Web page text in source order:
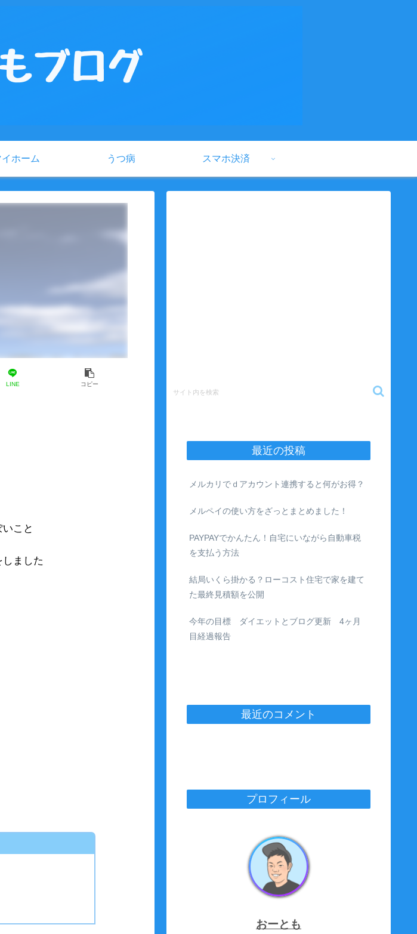
イホーム うつ病 スマホ決済
LINE コピー
こと
ました
最近の投稿
メルカリでｄアカウント連携すると何がお得？
メルペイの使い方をざっとまとめました！
PAYPAYでかんたん！自宅にいながら自動車税
を支払う方法
結局いくら掛かる？ローコスト住宅で家を建て
た最終見積額を公開
今年の目標 ダイエットとブログ更新 4ヶ月
目経過報告
最近のコメント
プロフィール
おーとも